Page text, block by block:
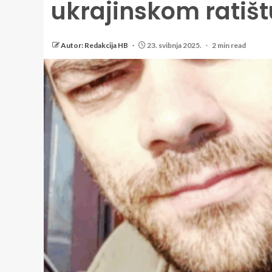
ukrajinskom
Autor: Redakcija HB 23. svibnja 2025. 2 min read